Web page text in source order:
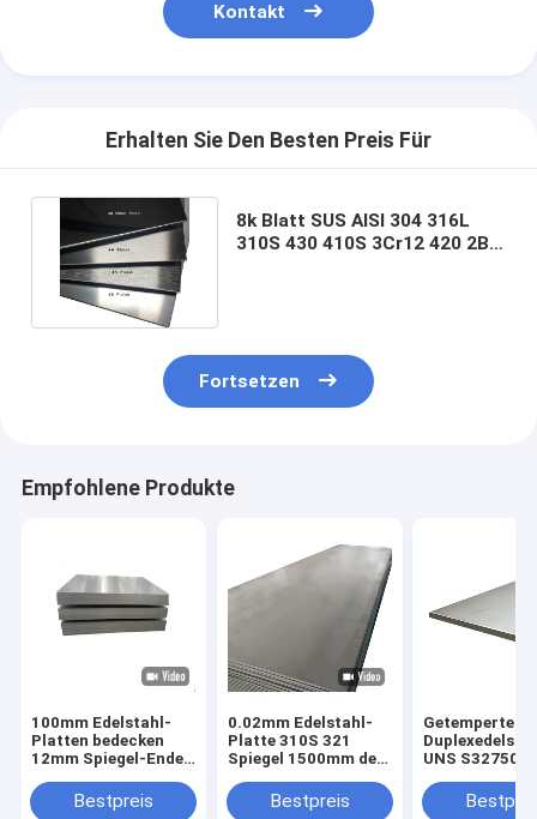
Kontakt
Erhalten Sie Den Besten Preis Für
8k Blatt SUS AISI 304 316L
310S 430 410S 3Cr12 420 2B
Fortsetzen
Empfohlene Produkte
100mm Edelstahl-
Platten bedecken
12mm Spiegel-Ende
630 904LBestpreis
0.02mm Edelstahl-
Platte 310S 321
Spiegel 1500mm des
Bestpreis
Getempertes
UNS S32750
Ende